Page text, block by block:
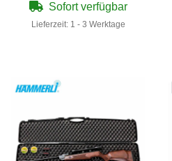
Sofort verfügbar
Lieferzeit: 1 - 3 Werktage